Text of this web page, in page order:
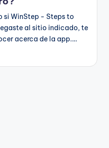
si WinStep - Steps to
al sitio indicado, te
acerca de la app.…